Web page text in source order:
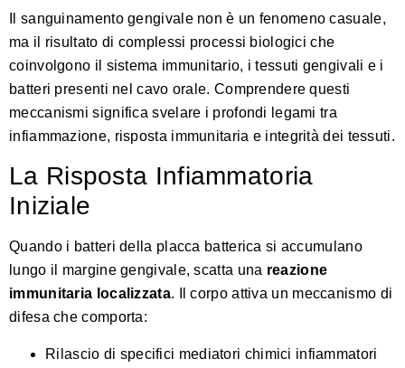
Il sanguinamento gengivale non è un fenomeno casuale,
ma il risultato di complessi processi biologici che
coinvolgono il sistema immunitario, i tessuti gengivali e i
batteri presenti nel cavo orale. Comprendere questi
meccanismi significa svelare i profondi legami tra
infiammazione, risposta immunitaria e integrità dei tessuti.
La Risposta Infiammatoria
Iniziale
Quando i batteri della placca batterica si accumulano
lungo il margine gengivale, scatta una reazione
immunitaria localizzata. Il corpo attiva un meccanismo di
difesa che comporta:
Rilascio di specifici mediatori chimici infiammatori